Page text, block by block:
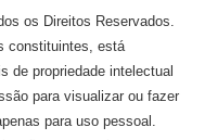
os Direitos Reservados.
constituintes, está
de propriedade intelectual
para visualizar ou fazer
para uso pessoal.